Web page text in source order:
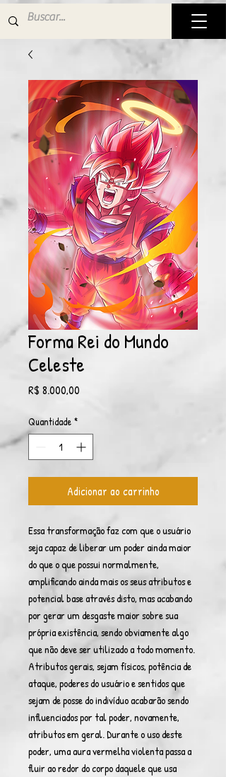
Forma Rei do Mundo
Celeste
R$ 8.000,00
Quantidade *
Adicionar ao carrinho
Essa transformação faz com que o usuário
seja capaz de liberar um poder ainda maior
do que o que possui normalmente,
amplificando ainda mais os seus atributos e
potencial base através disto, mas acabando
por gerar um desgaste maior sobre sua
própria existência, sendo obviamente algo
que não deve ser utilizado a todo momento.
Atributos gerais, sejam físicos, potência de
ataque, poderes do usuário e sentidos que
sejam de posse do indivíduo acabarão sendo
influenciados por tal poder, novamente,
atributos em geral. Durante o uso deste
poder, uma aura vermelha violenta passa a
fluir ao redor do corpo daquele que usa